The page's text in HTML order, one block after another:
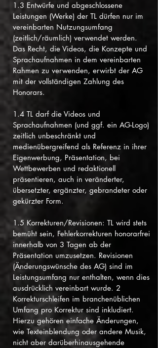
1.3 Entwürfe und abgeschlossene
Leistungen (Werke) der TL dürfen nur im
vereinbarten Nutzungsumfang
(zeitlich/räumlich) verwendet werden.
Das Recht, die Videos, die Konzepte und
Sprachaufnahmen in dem vereinbarten
Rahmen zu verwenden, erwirbt der AG
mit der vollständigen Zahlung des
Honorars.
1.4 TL darf die Videos und
Sprachaufnahmen (und ggf. ein AG-Logo)
zeitlich unbeschränkt und
medienübergreifend als Referenz in ihrer
Eigenwerbung, Präsentation, bei
Wettbewerben und redaktionell
präsentieren, auch in veränderter,
übersetzter, ergänzter, gebrandeter oder
gekürzter Form.
1.5 Korrekturen/Revisionen: TL wird stets
bemüht sein, Fehlerkorrekturen honorarfrei
innerhalb von 3 Tagen ab der
Präsentation umzusetzen. Revisionen
(Änderungswünsche des AG) sind im
Leistungsumfang nur enthalten, wenn dies
ausdrücklich vereinbart wurde. 2
Korrekturschleifen im branchenüblichen
Umfang pro Korrektur sind inkludiert.
Hierzu gehören einfache Änderungen,
wie Texteinblendung oder andere Musik,
nicht aber darüberhinausgehende